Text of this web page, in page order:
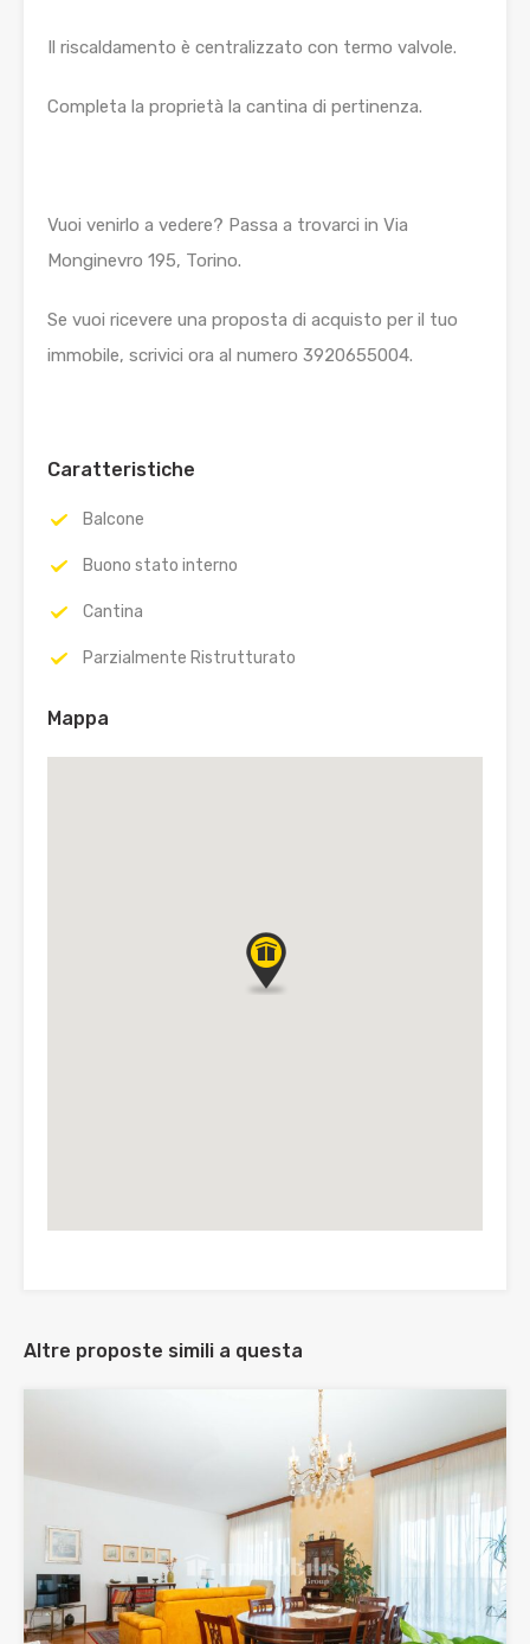
Il riscaldamento è centralizzato con termo valvole.
Completa la proprietà la cantina di pertinenza.
Vuoi venirlo a vedere? Passa a trovarci in Via
Monginevro 195, Torino.
Se vuoi ricevere una proposta di acquisto per il tuo
immobile, scrivici ora al numero 3920655004.
Caratteristiche
Balcone
Buono stato interno
Cantina
Parzialmente Ristrutturato
Mappa
Altre proposte simili a questa